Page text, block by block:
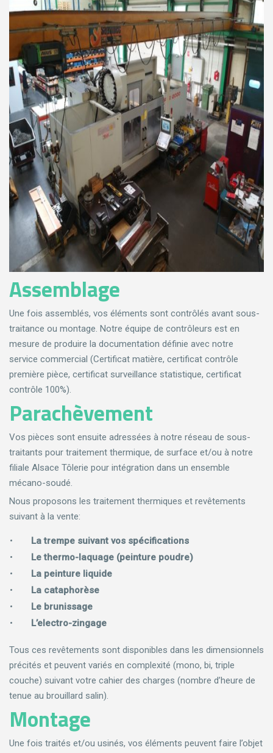
Assemblage
Une fois assemblés, vos éléments sont contrôlés avant sous-
traitance ou montage. Notre équipe de contrôleurs est en
mesure de produire la documentation définie avec notre
service commercial (Certificat matière, certificat contrôle
première pièce, certificat surveillance statistique, certificat
contrôle 100%).
Parachèvement
Vos pièces sont ensuite adressées à notre réseau de sous-
traitants pour traitement thermique, de surface et/ou à notre
filiale Alsace Tôlerie pour intégration dans un ensemble
mécano-soudé.
Nous proposons les traitement thermiques et revêtements
suivant à la vente:
La trempe suivant vos spécifications
Le thermo-laquage (peinture poudre)
La peinture liquide
La cataphorèse
Le brunissage
L’electro-zingage
Tous ces revêtements sont disponibles dans les dimensionnels
précités et peuvent variés en complexité (mono, bi, triple
couche) suivant votre cahier des charges (nombre d’heure de
tenue au brouillard salin).
Montage
Une fois traités et/ou usinés, vos éléments peuvent faire l’objet